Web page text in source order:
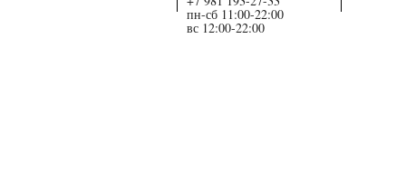
пн-сб 11:00-22:00
вс 12:00-22:00